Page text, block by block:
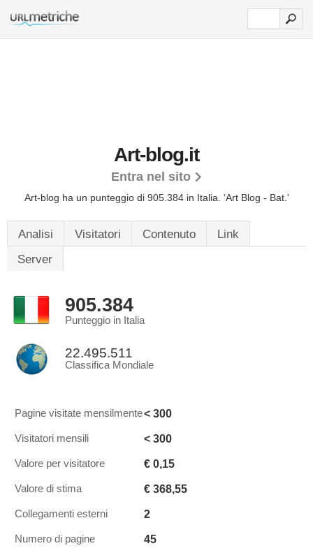
Art-blog.it
Entra nel sito
Art-blog ha un punteggio di 905.384 in Italia. 'Art Blog - Bat.'
Analisi Visitatori Contenuto
Link
Server
905.384
Punteggio in Italia
22.495.511
Classifica Mondiale
Pagine visitate mensilmente< 300
Visitatori mensili < 300
Valore per visitatore € 0,15
Valore di stima € 368,55
Collegamenti esterni 2
Numero di pagine 45